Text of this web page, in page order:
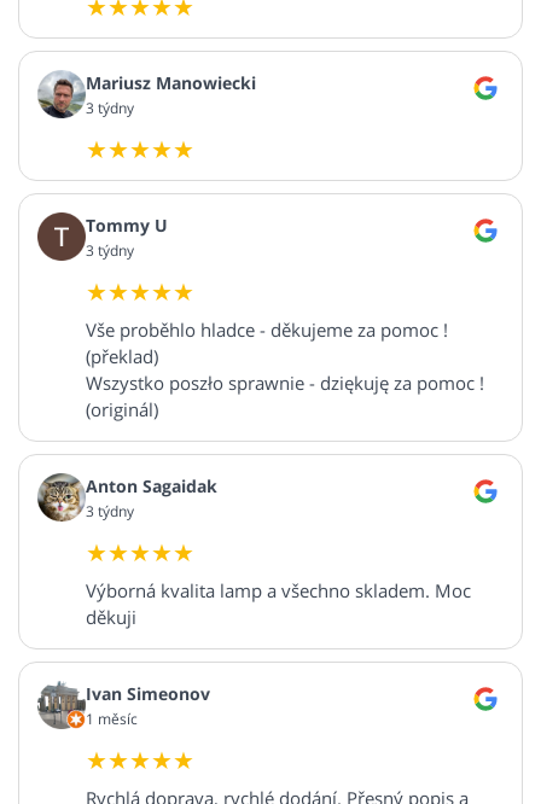
Mariusz Manowiecki
3 týdny
Tommy U
3 týdny
Vše proběhlo hladce - děkujeme za pomoc !
(překlad)
Wszystko poszło sprawnie - dziękuję za pomoc !
(originál)
Anton Sagaidak
3 týdny
Výborná kvalita lamp a všechno skladem. Moc
děkuji
Ivan Simeonov
1 měsíc
Rychlá doprava, rychlé dodání. Přesný popis a